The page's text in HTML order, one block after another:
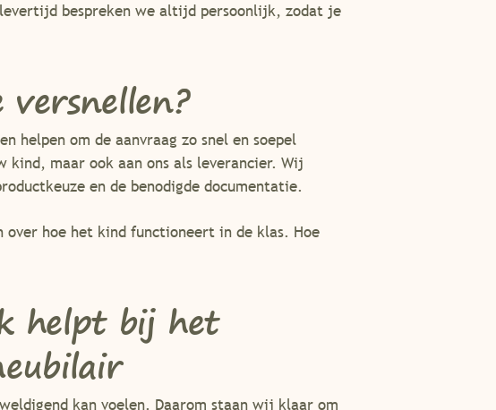
bespreken we altijd persoonlijk, zodat je
helpen om de aanvraag zo snel en soepel
maar ook aan ons als leverancier. Wij
en de benodigde documentatie.
hoe het kind functioneert in de klas. Hoe
helpt bij het
kan voelen. Daarom staan wij klaar om